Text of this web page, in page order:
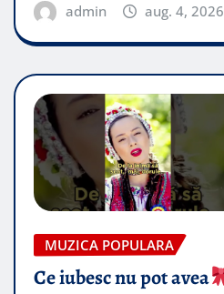
admin aug. 4, 2026
MUZICA POPULARA
Ce iubesc nu pot avea